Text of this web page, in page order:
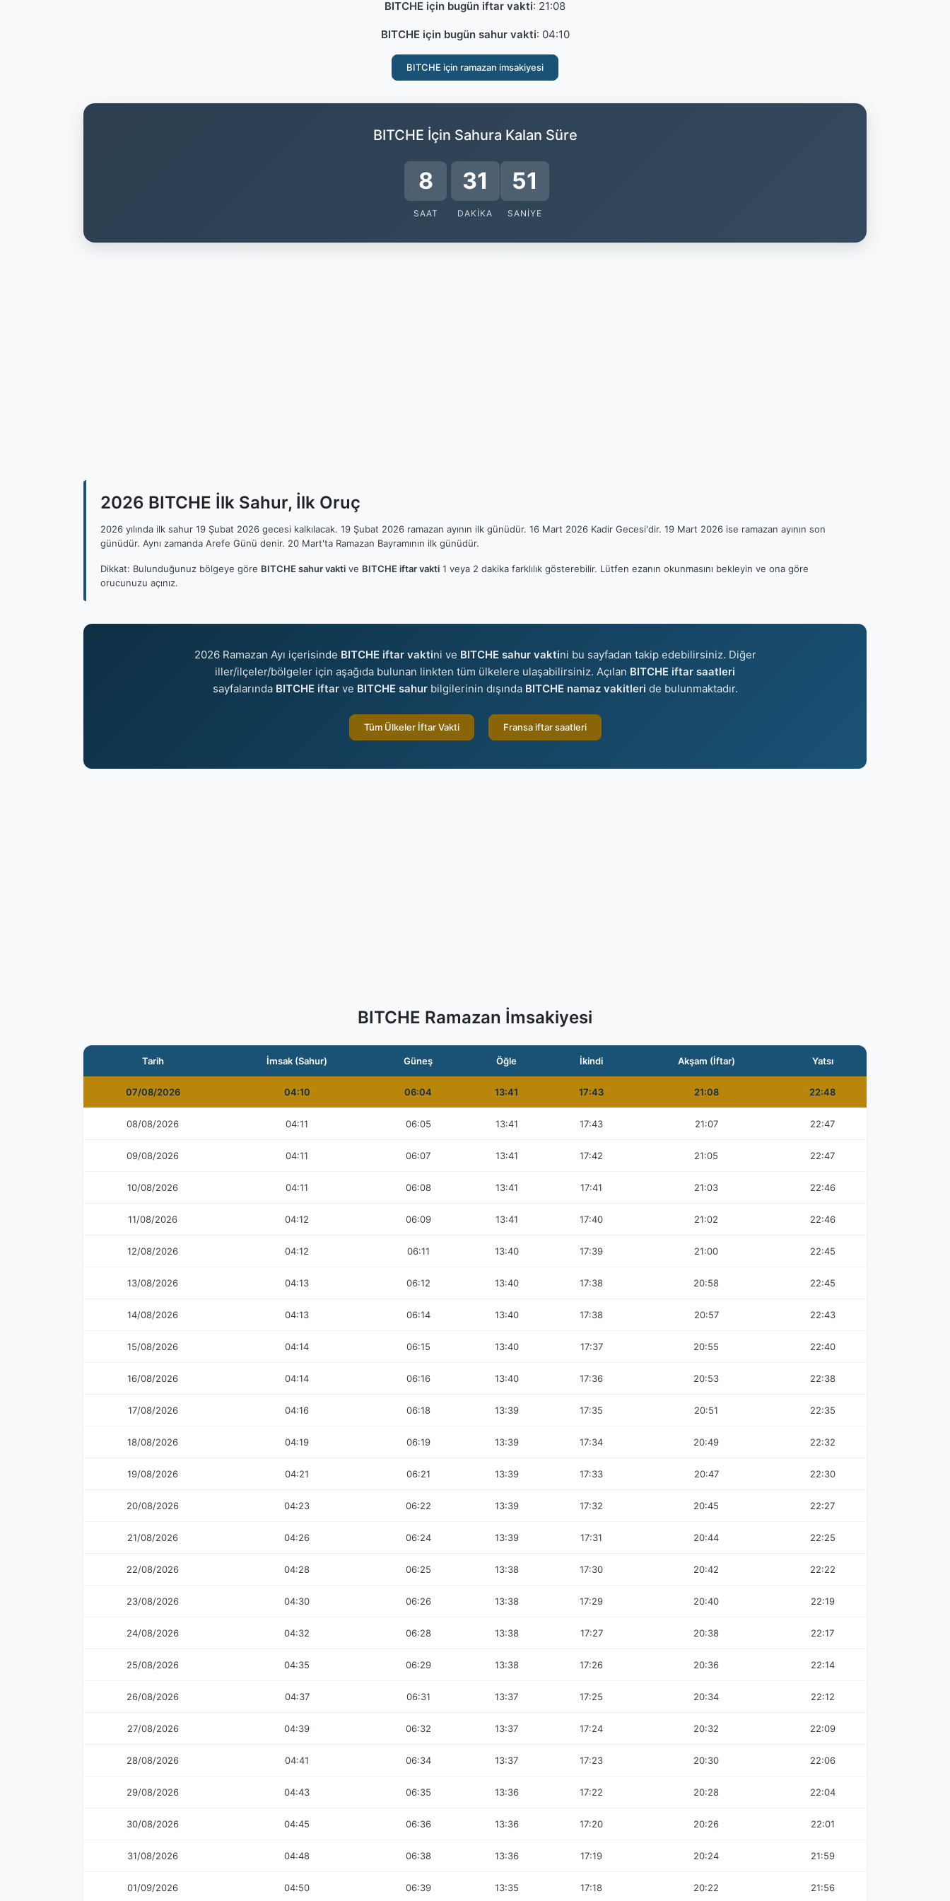
BITCHE için bugün iftar vakti: 21:08
BITCHE için bugün sahur vakti: 04:10
BITCHE için ramazan imsakiyesi
BITCHE İçin Sahura Kalan Süre
8
SAAT
31
DAKIKA
50
SANIYE
2026 BITCHE İlk Sahur, İlk Oruç
2026 yılında ilk sahur 19 Şubat 2026 gecesi kalkılacak. 19 Şubat 2026 ramazan ayının ilk günüdür. 16 Mart 2026 Kadir Gecesi'dir. 19 Mart 2026 ise ramazan ayının son
günüdür. Aynı zamanda Arefe Günü denir. 20 Mart'ta Ramazan Bayramının ilk günüdür.
Dikkat: Bulunduğunuz bölgeye göre BITCHE sahur vakti ve BITCHE iftar vakti 1 veya 2 dakika farklılık gösterebilir. Lütfen ezanın okunmasını bekleyin ve ona göre
orucunuzu açınız.
2026 Ramazan Ayı içerisinde BITCHE iftar vaktini ve BITCHE sahur vaktini bu sayfadan takip edebilirsiniz. Diğer
iller/ilçeler/bölgeler için aşağıda bulunan linkten tüm ülkelere ulaşabilirsiniz. Açılan BITCHE iftar saatleri
sayfalarında BITCHE iftarve BITCHE sahurbilgilerinin dışında BITCHE namaz vakitleri de bulunmaktadır.
Tüm Ülkeler İftar Vakti Fransa iftar saatleri
BITCHE Ramazan İmsakiyesi
Tarih İmsak (Sahur) Güneş Öğle İkindi Akşam (İftar) Yatsı
07/08/2026 04:10 06:04 13:41 17:43 21:08 22:48
08/08/2026 04:11 06:05 13:41 17:43 21:07 22:47
09/08/2026 04:11 06:07 13:41 17:42 21:05 22:47
10/08/2026 04:11 06:08 13:41 17:41 21:03 22:46
11/08/2026 04:12 06:09 13:41 17:40 21:02 22:46
12/08/2026 04:12 06:11 13:40 17:39 21:00 22:45
13/08/2026 04:13 06:12 13:40 17:38 20:58 22:45
14/08/2026 04:13 06:14 13:40 17:38 20:57 22:43
15/08/2026 04:14 06:15 13:40 17:37 20:55 22:40
16/08/2026 04:14 06:16 13:40 17:36 20:53 22:38
17/08/2026 04:16 06:18 13:39 17:35 20:51 22:35
18/08/2026 04:19 06:19 13:39 17:34 20:49 22:32
19/08/2026 04:21 06:21 13:39 17:33 20:47 22:30
20/08/2026 04:23 06:22 13:39 17:32 20:45 22:27
21/08/2026 04:26 06:24 13:39 17:31 20:44 22:25
22/08/2026 04:28 06:25 13:38 17:30 20:42 22:22
23/08/2026 04:30 06:26 13:38 17:29 20:40 22:19
24/08/2026 04:32 06:28 13:38 17:27 20:38 22:17
25/08/2026 04:35 06:29 13:38 17:26 20:36 22:14
26/08/2026 04:37 06:31 13:37 17:25 20:34 22:12
27/08/2026 04:39 06:32 13:37 17:24 20:32 22:09
28/08/2026 04:41 06:34 13:37 17:23 20:30 22:06
29/08/2026 04:43 06:35 13:36 17:22 20:28 22:04
30/08/2026 04:45 06:36 13:36 17:20 20:26 22:01
31/08/2026 04:48 06:38 13:36 17:19 20:24 21:59
01/09/2026 04:50 06:39 13:35 17:18 20:22 21:56